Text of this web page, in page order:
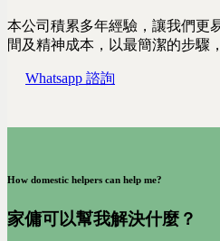
本公司積累多年經驗，讓我們更
間及精神成本，以最簡潔的步驟
Whatsapp 諮詢
How domestic helpers can help me?
家傭可以幫我解決什麼？